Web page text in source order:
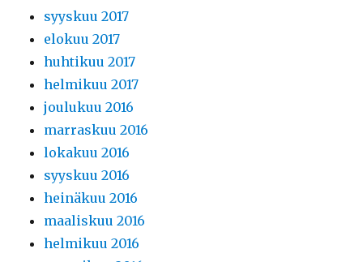
syyskuu 2017
elokuu 2017
huhtikuu 2017
helmikuu 2017
joulukuu 2016
marraskuu 2016
lokakuu 2016
syyskuu 2016
heinäkuu 2016
maaliskuu 2016
helmikuu 2016